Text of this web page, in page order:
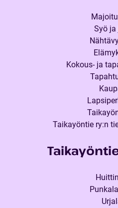
Syö ja
Kokous- ja
Taikayöntie ry:n